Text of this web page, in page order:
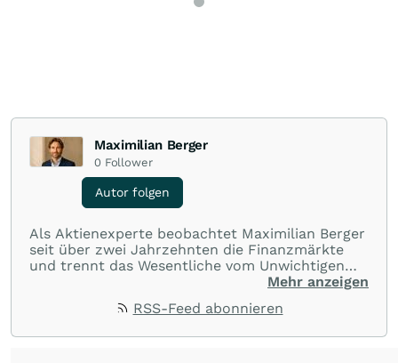
Maximilian Berger
0 Follower
Autor folgen
Als Aktienexperte beobachtet Maximilian Berger
seit über zwei Jahrzehnten die Finanzmärkte
und trennt das Wesentliche vom Unwichtigen
und liefert wöchentlich klare, unabhängige
und Renditen liefern.
Mehr anzeigen
RSS-Feed abonnieren